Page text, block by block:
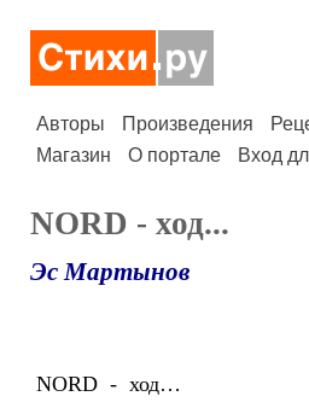
Авторы Произведения
Магазин
О портале Вход
NORD - ход...
Эс Мартынов
NORD - ход…